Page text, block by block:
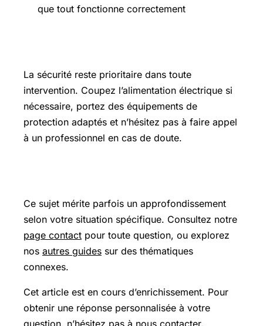
que tout fonctionne correctement
La sécurité reste prioritaire dans toute
intervention. Coupez l’alimentation électrique si
nécessaire, portez des équipements de
protection adaptés et n’hésitez pas à faire appel
à un professionnel en cas de doute.
Ce sujet mérite parfois un approfondissement
selon votre situation spécifique. Consultez notre
page contact pour toute question, ou explorez
nos autres guides sur des thématiques
connexes.
Cet article est en cours d’enrichissement. Pour
obtenir une réponse personnalisée à votre